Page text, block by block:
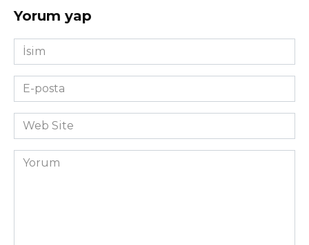
Yorum yap
İsim
*
E-
posta
*Web
Site
Yorum